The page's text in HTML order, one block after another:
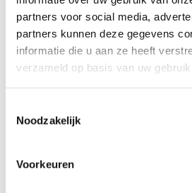
partners voor social media,
partners kunnen deze gegevens
informatie die u aan ze heeft
verzameld op basis van uw
Noodzakelijk
Voorkeuren
ongeveer 9 uur. Dit maakt het
mobiel werken en lange
Dit krijg je helemaal gratis
huurt bij Esprit ICT:
Support
PLUS de huurprijs is inclusief: